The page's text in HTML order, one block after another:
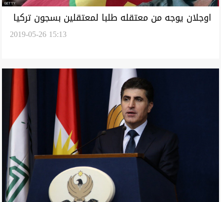
اوجلان يوجه من معتقله طلبا لمعتقلين بسجون تركيا
2019-05-26 15:13